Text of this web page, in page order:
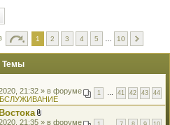
1 2 3 4 5 10
Темы
1 41 42 43 44
21:32 » в форуме
В
21:35 » в форуме